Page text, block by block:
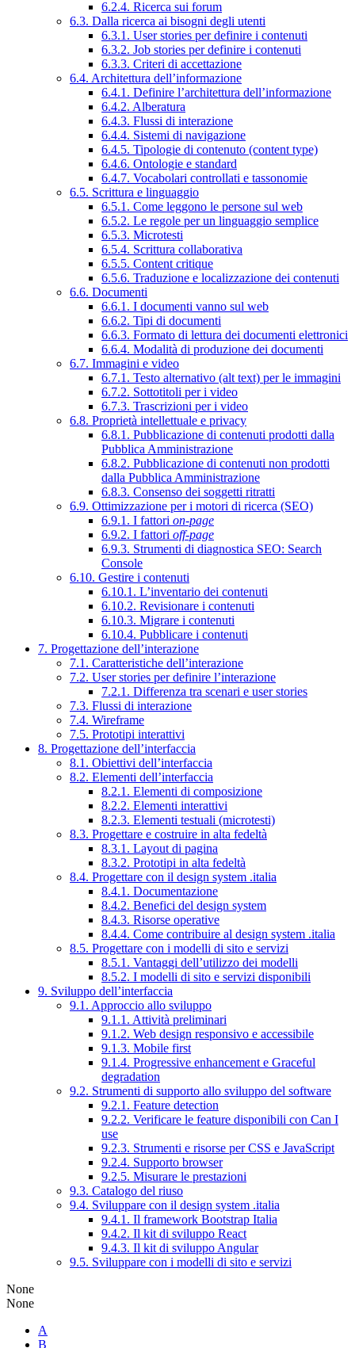
6.2.4. Ricerca sui forum
6.3. Dalla ricerca ai bisogni degli utenti
6.3.1. User stories per definire i contenuti
6.3.2. Job stories per definire i contenuti
6.3.3. Criteri di accettazione
6.4. Architettura dell’informazione
6.4.1. Definire l’architettura dell’informazione
6.4.2. Alberatura
6.4.3. Flussi di interazione
6.4.4. Sistemi di navigazione
6.4.5. Tipologie di contenuto (content type)
6.4.6. Ontologie e standard
6.4.7. Vocabolari controllati e tassonomie
6.5. Scrittura e linguaggio
6.5.1. Come leggono le persone sul web
6.5.2. Le regole per un linguaggio semplice
6.5.3. Microtesti
6.5.4. Scrittura collaborativa
6.5.5. Content critique
6.5.6. Traduzione e localizzazione dei contenuti
6.6. Documenti
6.6.1. I documenti vanno sul web
6.6.2. Tipi di documenti
6.6.3. Formato di lettura dei documenti elettronici
6.6.4. Modalità di produzione dei documenti
6.7. Immagini e video
6.7.1. Testo alternativo (alt text) per le immagini
6.7.2. Sottotitoli per i video
6.7.3. Trascrizioni per i video
6.8. Proprietà intellettuale e privacy
6.8.1. Pubblicazione di contenuti prodotti dalla
Pubblica Amministrazione
6.8.2. Pubblicazione di contenuti non prodotti
dalla Pubblica Amministrazione
6.8.3. Consenso dei soggetti ritratti
6.9. Ottimizzazione per i motori di ricerca (SEO)
6.9.1. I fattori on-page
6.9.2. I fattori off-page
6.9.3. Strumenti di diagnostica SEO: Search
Console
6.10. Gestire i contenuti
6.10.1. L’inventario dei contenuti
6.10.2. Revisionare i contenuti
6.10.3. Migrare i contenuti
6.10.4. Pubblicare i contenuti
7. Progettazione dell’interazione
7.1. Caratteristiche dell’interazione
7.2. User stories per definire l’interazione
7.2.1. Differenza tra scenari e user stories
7.3. Flussi di interazione
7.4. Wireframe
7.5. Prototipi interattivi
8. Progettazione dell’interfaccia
8.1. Obiettivi dell’interfaccia
8.2. Elementi dell’interfaccia
8.2.1. Elementi di composizione
8.2.2. Elementi interattivi
8.2.3. Elementi testuali (microtesti)
8.3. Progettare e costruire in alta fedeltà
8.3.1. Layout di pagina
8.3.2. Prototipi in alta fedeltà
8.4. Progettare con il design system .italia
8.4.1. Documentazione
8.4.2. Benefici del design system
8.4.3. Risorse operative
8.4.4. Come contribuire al design system .italia
8.5. Progettare con i modelli di sito e servizi
8.5.1. Vantaggi dell’utilizzo dei modelli
8.5.2. I modelli di sito e servizi disponibili
9. Sviluppo dell’interfaccia
9.1. Approccio allo sviluppo
9.1.1. Attività preliminari
9.1.2. Web design responsivo e accessibile
9.1.3. Mobile first
9.1.4. Progressive enhancement e Graceful
degradation
9.2. Strumenti di supporto allo sviluppo del software
9.2.1. Feature detection
9.2.2. Verificare le feature disponibili con Can I
use
9.2.3. Strumenti e risorse per CSS e JavaScript
9.2.4. Supporto browser
9.2.5. Misurare le prestazioni
9.3. Catalogo del riuso
9.4. Sviluppare con il design system .italia
9.4.1. Il framework Bootstrap Italia
9.4.2. Il kit di sviluppo React
9.4.3. Il kit di sviluppo Angular
9.5. Sviluppare con i modelli di sito e servizi
None
None
A
B